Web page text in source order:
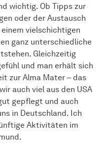
wichtig. Ob Tipps zur
oder der Austausch
vielschichtigen
ganz unterschiedliche
Gleichzeitig
und man erhält sich
zur Alma Mater – das
auch viel aus den USA
gepflegt und auch
in Deutschland. Ich
Aktivitäten im